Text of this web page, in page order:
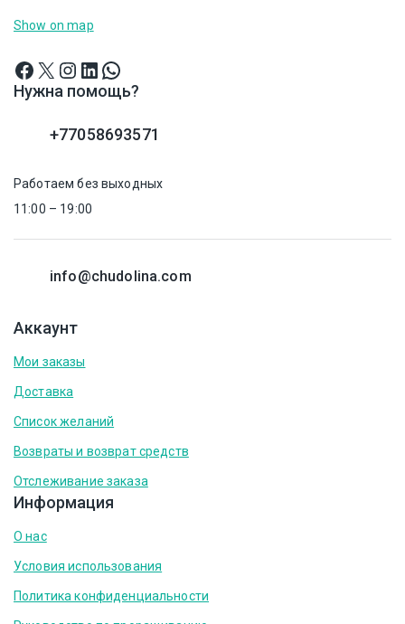
Show on map
Нужна помощь?
+77058693571
Работаем без выходных
11:00 – 19:00
info@chudolina.com
Аккаунт
Мои заказы
Доставка
Список желаний
Возвраты и возврат средств
Отслеживание заказа
Информация
О нас
Условия использования
Политика конфиденциальности